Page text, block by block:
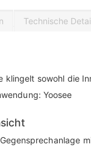
klingelt sowohl die
Yoosee
Technische